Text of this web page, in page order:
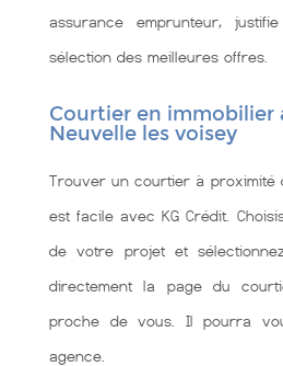
assurance emprunteur,
sélection des meilleures offres.
Courtier en immobilier
Neuvelle les voisey
Trouver un courtier à proximité
est facile avec KG Crédit.
de votre projet et
directement la page du
proche de vous. Il pourra
agence.